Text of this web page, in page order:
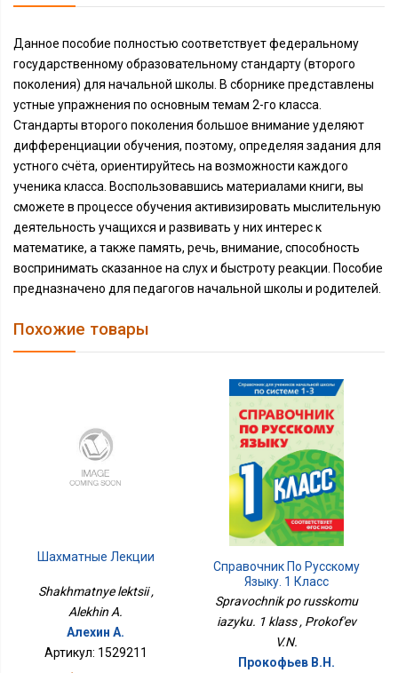
Данное пособие полностью соответствует федеральному
государственному образовательному стандарту (второго
поколения) для начальной школы. В сборнике представлены
устные упражнения по основным темам 2-го класса.
Стандарты второго поколения большое внимание уделяют
дифференциации обучения, поэтому, определяя задания для
устного счёта, ориентируйтесь на возможности каждого
ученика класса. Воспользовавшись материалами книги, вы
сможете в процессе обучения активизировать мыслительную
деятельность учащихся и развивать у них интерес к
математике, а также память, речь, внимание, способность
воспринимать сказанное на слух и быстроту реакции. Пособие
предназначено для педагогов начальной школы и родителей.
Похожие товары
Шахматные Лекции
Shakhmatnye lektsii ,
Alekhin A.
Алехин А.
Артикул: 1529211
Справочник По Русскому
Языку. 1 Класс
Spravochnik po russkomu
iazyku. 1 klass , Prokof'ev
V.N.
Прокофьев В.Н.